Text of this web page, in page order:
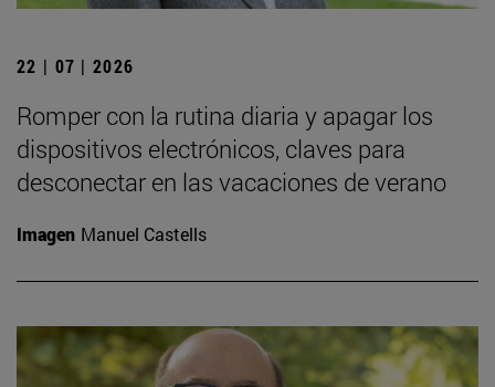
22 | 07 | 2026
Romper con la rutina diaria y apagar los
dispositivos electrónicos, claves para
desconectar en las vacaciones de verano
Imagen Manuel Castells